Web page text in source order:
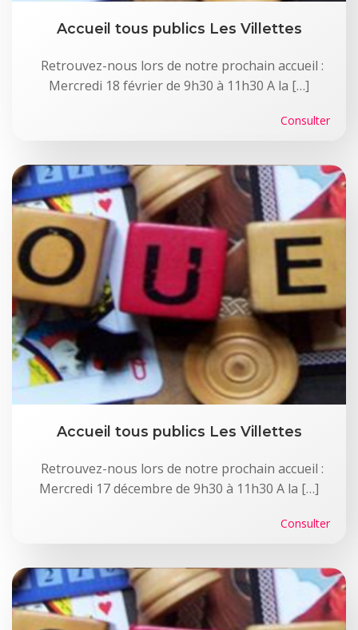
Accueil tous publics Les Villettes
Retrouvez-nous lors de notre prochain accueil :
Mercredi 18 février de 9h30 à 11h30 A la […]
Consulter
Accueil tous publics Les Villettes
Retrouvez-nous lors de notre prochain accueil :
Mercredi 17 décembre de 9h30 à 11h30 A la […]
Consulter